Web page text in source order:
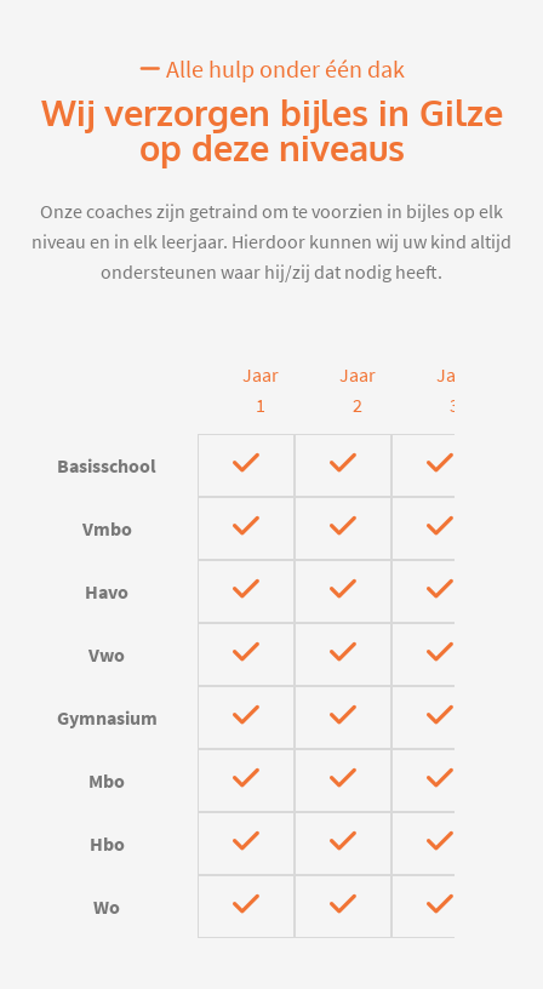
Alle hulp onder één dak
Wij verzorgen bijles in Gilze
op deze niveaus
Onze coaches zijn getraind om te voorzien in bijles op elk
niveau en in elk leerjaar. Hierdoor kunnen wij uw kind altijd
ondersteunen waar hij/zij dat nodig heeft.
Jaar
1
Jaar
2
Jaar
3
Basisschool
Vmbo
Havo
Vwo
Gymnasium
Mbo
Hbo
Wo